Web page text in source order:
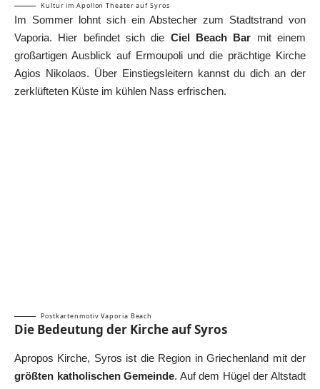
Kultur im Apollon Theater auf Syros
Im Sommer lohnt sich ein Abstecher zum Stadtstrand von
Vaporia. Hier befindet sich die Ciel Beach Bar mit einem
großartigen Ausblick auf Ermoupoli und die prächtige Kirche
Agios Nikolaos. Über Einstiegsleitern kannst du dich an der
zerklüfteten Küste im kühlen Nass erfrischen.
Postkartenmotiv Vaporia Beach
Die Bedeutung der Kirche auf Syros
Apropos Kirche, Syros ist die Region in Griechenland mit der
größten katholischen Gemeinde. Auf dem Hügel der Altstadt